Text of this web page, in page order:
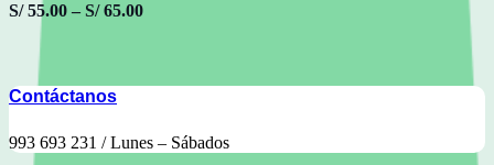
S/55.00 – S/65.00
Contáctanos
993 693 231 / Lunes – Sábados